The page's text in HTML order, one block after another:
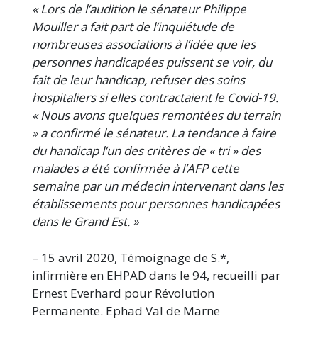
« Lors de l’audition le sénateur Philippe
Mouiller a fait part de l’inquiétude de
nombreuses associations à l’idée que les
personnes handicapées puissent se voir, du
fait de leur handicap, refuser des soins
hospitaliers si elles contractaient le Covid-19.
« Nous avons quelques remontées du terrain
» a confirmé le sénateur. La tendance à faire
du handicap l’un des critères de « tri » des
malades a été confirmée à l’AFP cette
semaine par un médecin intervenant dans les
établissements pour personnes handicapées
dans le Grand Est. »
– 15 avril 2020, Témoignage de S.*,
infirmière en EHPAD dans le 94, recueilli par
Ernest Everhard pour Révolution
Permanente. Ephad Val de Marne